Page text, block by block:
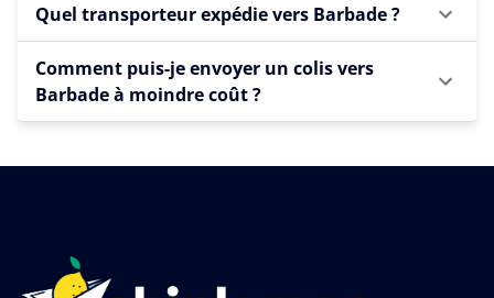
Quel transporteur expédie vers Barbade ?
Comment puis-je envoyer un colis vers
Barbade à moindre coût ?